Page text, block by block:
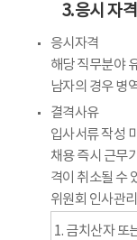
3.응시 자
응시자격
해당 직무분야
남자의 경우 병
결격사유
입사서류 작성
채용 즉시 근무
격이 취소될 수
위원회 인사관
1. 금치산자 또